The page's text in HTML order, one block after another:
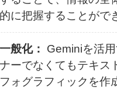
に把握することがで
般化：
Geminiを活
ーでなくてもテキス
ォグラフィックを作